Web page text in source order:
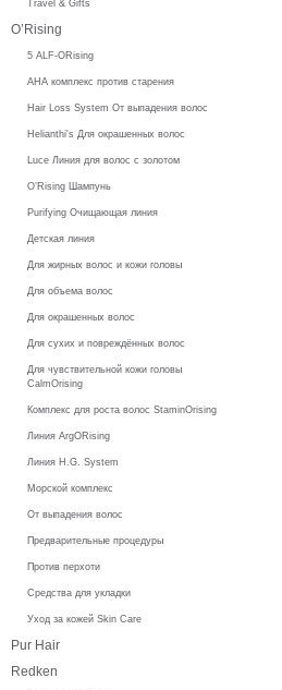
Travel & Gifts
O’Rising
5 ALF-ORising
AHA комплекс против старения
Hair Loss System От выпадения волос
Helianthi's Для окрашенных волос
Luce Линия для волос с золотом
O’Rising Шампунь
Purifying Очищающая линия
Детская линия
Для жирных волос и кожи головы
Для объема волос
Для окрашенных волос
Для сухих и повреждённых волос
Для чувствительной кожи головы
CalmOrising
Комплекс для роста волос StaminOrising
Линия ArgORising
Линия H.G. System
Морской комплекс
От выпадения волос
Предварительные процедуры
Против перхоти
Средства для укладки
Уход за кожей Skin Care
Pur Hair
Redken